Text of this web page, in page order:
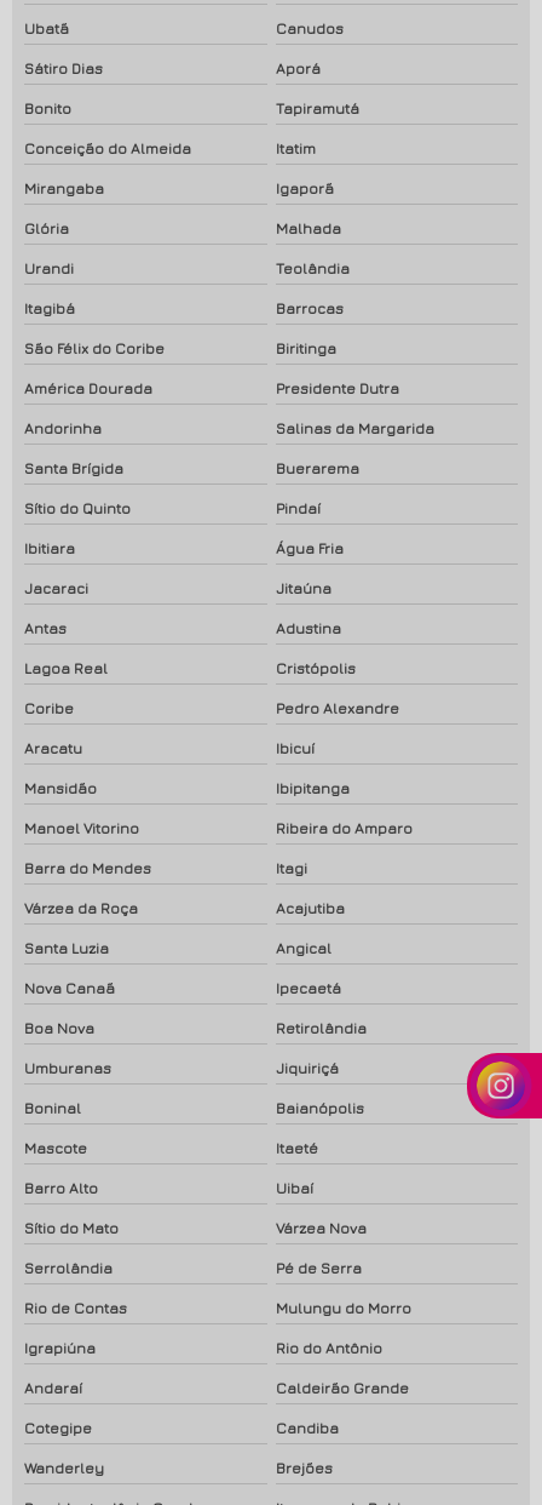
Ubatã Canudos
Sátiro Dias Aporá
Bonito Tapiramutá
Conceição do Almeida Itatim
Mirangaba Igaporã
Glória Malhada
Urandi Teolândia
Itagibá Barrocas
São Félix do Coribe Biritinga
América Dourada Presidente Dutra
Andorinha Salinas da Margarida
Santa Brígida Buerarema
Sítio do Quinto Pindaí
Ibitiara Água Fria
Jacaraci Jitaúna
Antas Adustina
Lagoa Real Cristópolis
Coribe Pedro Alexandre
Aracatu Ibicuí
Mansidão Ibipitanga
Manoel Vitorino Ribeira do Amparo
Barra do Mendes Itagi
Várzea da Roça Acajutiba
Santa Luzia Angical
Nova Canaã Ipecaetá
Boa Nova Retirolândia
Umburanas Jiquiriçá
Boninal Baianópolis
Mascote Itaeté
Barro Alto Uibaí
Sítio do Mato Várzea Nova
Serrolândia Pé de Serra
Rio de Contas Mulungu do Morro
Igrapiúna Rio do Antônio
Andaraí Caldeirão Grande
Cotegipe Candiba
Wanderley Brejões